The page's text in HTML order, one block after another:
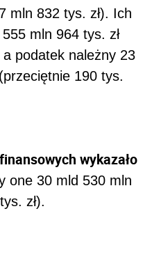
mln 832 tys. zł). Ich
mln 964 tys. zł
podatek należny 23
190 tys.
wykazało
one 30 mld 530 mln
zł).